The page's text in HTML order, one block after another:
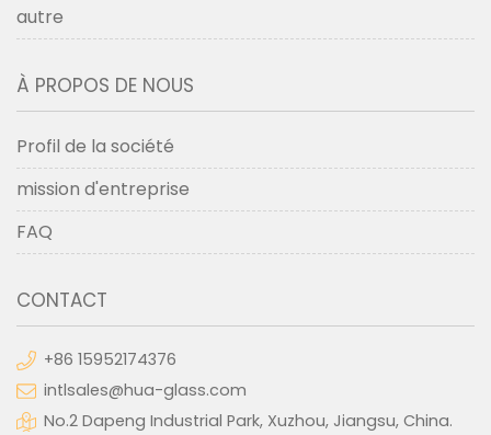
autre
À PROPOS DE NOUS
Profil de la société
mission d'entreprise
FAQ
CONTACT
+86 15952174376
intlsales@hua-glass.com
No.2 Dapeng Industrial Park, Xuzhou, Jiangsu, China.